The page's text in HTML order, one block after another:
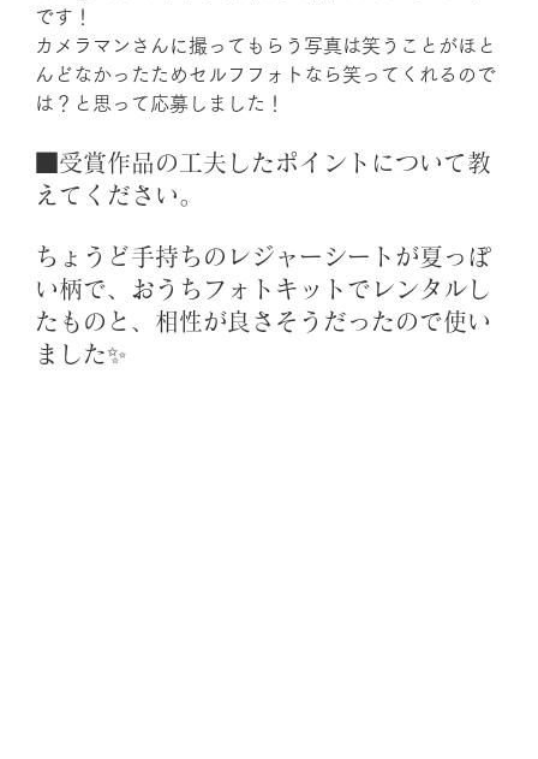
です！
カメラマンさんに撮ってもらう写真は笑うことがほと
んどなかったためセルフフォトなら笑ってくれるので
は？と思って応募しました！
■受賞作品の工夫したポイントについて教
えてください。
ちょうど手持ちのレジャーシートが夏っぽ
い柄で、おうちフォトキットでレンタルし
たものと、相性が良さそうだったので使い
ました✨